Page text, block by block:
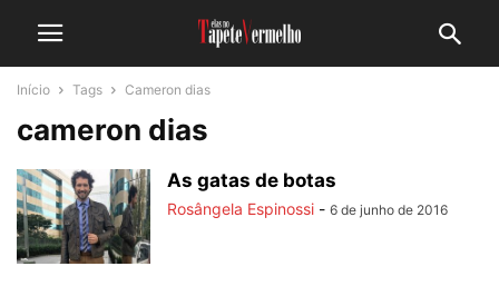
Início Tags Cameron dias
cameron dias
As gatas de botas
Rosângela Espinossi - 6 de junho de 2016